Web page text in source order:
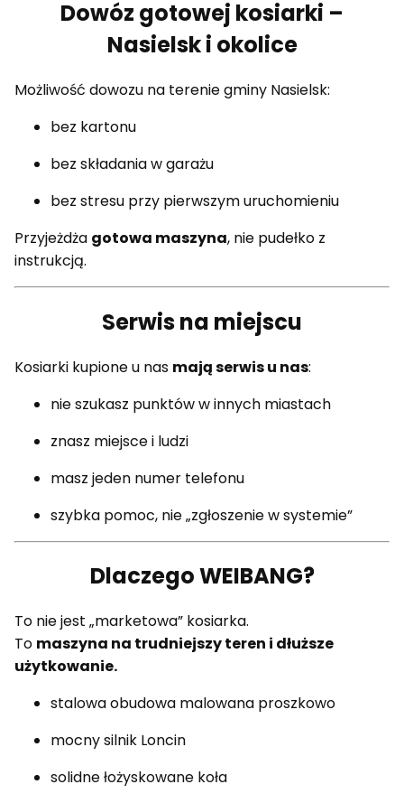
Dowóz gotowej kosiarki –
Nasielsk i okolice
Możliwość dowozu na terenie gminy Nasielsk:
bez kartonu
bez składania w garażu
bez stresu przy pierwszym uruchomieniu
Przyjeżdża gotowa maszyna, nie pudełko z
instrukcją.
Serwis na miejscu
Kosiarki kupione u nas mają serwis u nas:
nie szukasz punktów w innych miastach
znasz miejsce i ludzi
masz jeden numer telefonu
szybka pomoc, nie „zgłoszenie w systemie”
Dlaczego WEIBANG?
To nie jest „marketowa” kosiarka.
To maszyna na trudniejszy teren i dłuższe
użytkowanie.
stalowa obudowa malowana proszkowo
mocny silnik Loncin
solidne łożyskowane koła